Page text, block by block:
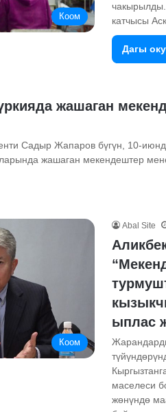
Коом
чакырылды.
катчысы
Дагы
жашаган
Садыр Жапаров бүгүн, 10-
жашаган мекендештер
Коом
Abal Site
ыплас
маселеси
жөнүндө